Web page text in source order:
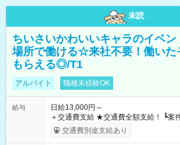
未読
ちいさいかわいいキャラのイベン
場所で働ける☆来社不要！働いた
もらえる◎/T1
アルバイト 職種未経験OK
給与
日給13,000円～
＋交通費支給 ★交通費全額支給！ ┗案件により規定あり ★日払
いOK！（規定あり） ┗働いたその日に
ンビニATMから 日払い分を引き落とせます！ 【試
交通費別途支給あり